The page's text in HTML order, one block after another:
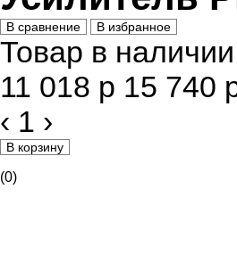
В сравнение В избранное
Товар в наличии
11 018 р 15 740
‹ 1 ›
В корзину
(0)